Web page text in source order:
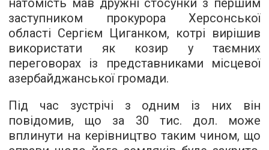
натомість мав дружні стосунки з першим
заступником прокурора Херсонської
області Сергієм Циганком, котрі вирішив
використати як козир у таємних
переговорах із представниками місцевої
азербайджанської громади.
Під час зустрічі з одним із них він
повідомив, що за 30 тис. дол. може
вплинути на керівництво таким чином, що